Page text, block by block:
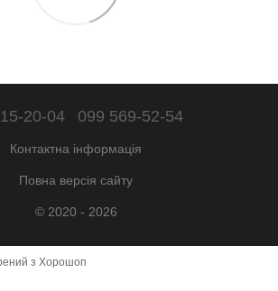
20-04 099 569-52-54
Контактна інформація
Повна версія сайту
© 2020 - 2026
з Хорошоп